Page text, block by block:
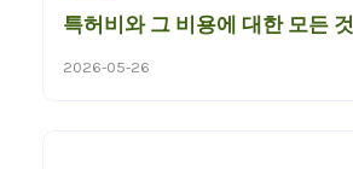
특허비와 그 비용에 대한 모든 것
2026-05-26